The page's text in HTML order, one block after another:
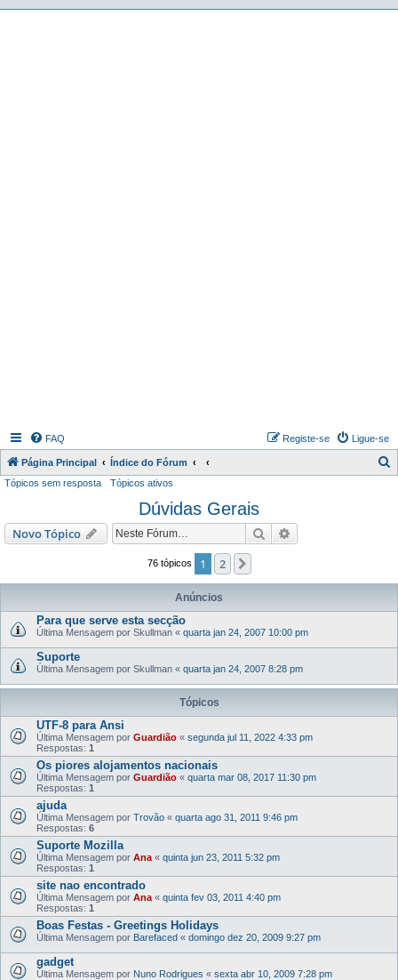
FAQ Ligue-se
Registe-se
Página Principal Índice do Fórum
a
Tópicos sem resposta Tópicos ativos
Dúvidas Gerais
Novo Tópico Pesquisar
76 tópicos 1 2
Anúncios
Para que serve esta secção
Última Mensagem por Skullman « quarta jan 24, 2007 10:00 pm
Suporte
Última Mensagem por Skullman « quarta jan 24, 2007 8:28 pm
Tópicos
UTF-8 para Ansi
Última Mensagem por Guardião « segunda jul 11, 2022 4:33 pm
Respostas: 1
Os piores alojamentos nacionais
Última Mensagem por Guardião « quarta mar 08, 2017 11:30 pm
Respostas: 1
ajuda
Última Mensagem por Trovão « quarta ago 31, 2011 9:46 pm
Respostas: 6
Suporte Mozilla
Última Mensagem por Ana « quinta jun 23, 2011 5:32 pm
Respostas: 1
site nao encontrado
Última Mensagem por Ana « quinta fev 03, 2011 4:40 pm
Respostas: 1
Boas Festas - Greetings Holidays
Última Mensagem por Barefaced « domingo dez 20, 2009 9:27 pm
gadget
Última Mensagem por Nuno Rodrigues « sexta abr 10, 2009 7:28 pm